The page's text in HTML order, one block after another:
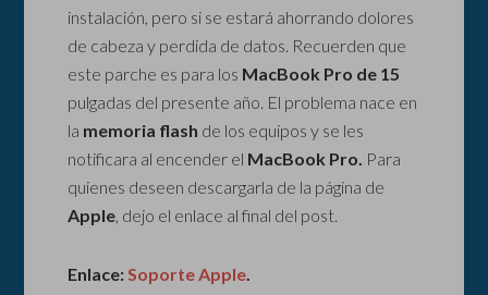
instalación, pero si se estará ahorrando dolores
de cabeza y perdida de datos. Recuerden que
este parche es para los MacBook Pro de 15
pulgadas del presente año. El problema nace en
la memoria flash de los equipos y se les
notificara al encender el MacBook Pro. Para
quienes deseen descargarla de la página de
Apple, dejo el enlace al final del post.
Enlace:Soporte Apple.